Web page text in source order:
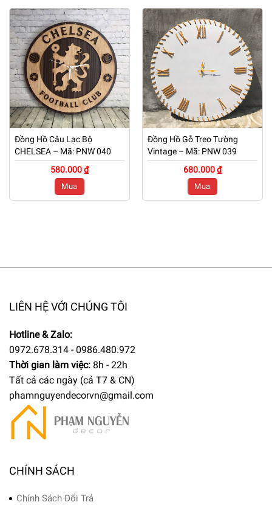
Đồng Hồ Câu Lạc Bộ
CHELSEA – Mã: PNW 040
580.000 ₫
Mua
Đồng Hồ Gỗ Treo Tường
Vintage – Mã: PNW 039
680.000 ₫
Mua
LIÊN HỆ VỚI CHÚNG TÔI
Hotline & Zalo:
0972.678.314 - 0986.480.972
Thời gian làm việc: 8h - 22h
Tất cả các ngày (cả T7 & CN)
phamnguyendecorvn@gmail.com
CHÍNH SÁCH
Chính Sách Đổi Trả